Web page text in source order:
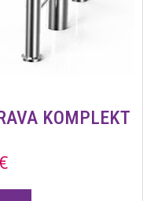
KOMPLEKT